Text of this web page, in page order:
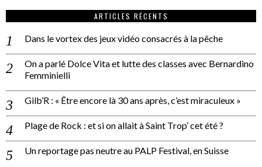
ARTICLES RÉCENTS
Dans le vortex des jeux vidéo consacrés à la pêche
On a parlé Dolce Vita et lutte des classes avec Bernardino
Femminielli
Gilb’R : « Être encore là 30 ans après, c’est miraculeux »
Plage de Rock : et si on allait à Saint Trop’ cet été ?
Un reportage pas neutre au PALP Festival, en Suisse